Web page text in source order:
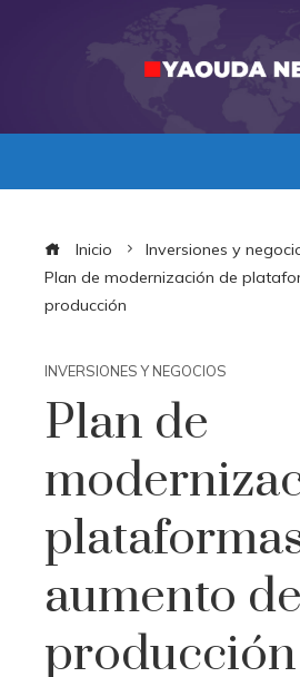
Inicio
Inversiones y
Plan de modernización de
producción
INVERSIONES Y NEGOCIOS
Plan de
aumento de
producción